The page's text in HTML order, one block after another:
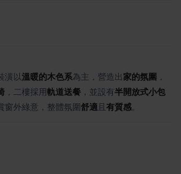
潢以溫暖的木色系為主，營造出家的氛圍 ，
，二樓採用軌道送餐 ，並設有半開放式小包
窗外綠意，整體氛圍舒適 且 有質感